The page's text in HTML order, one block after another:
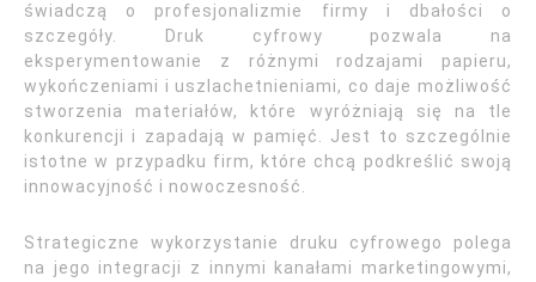
świadczą o profesjonalizmie firmy i dbałości o
szczegóły. Druk cyfrowy pozwala na
eksperymentowanie z różnymi rodzajami papieru,
wykończeniami i uszlachetnieniami, co daje możliwość
stworzenia materiałów, które wyróżniają się na tle
konkurencji i zapadają w pamięć. Jest to szczególnie
istotne w przypadku firm, które chcą podkreślić swoją
innowacyjność i nowoczesność.
Strategiczne wykorzystanie druku cyfrowego polega
na jego integracji z innymi kanałami marketingowymi,